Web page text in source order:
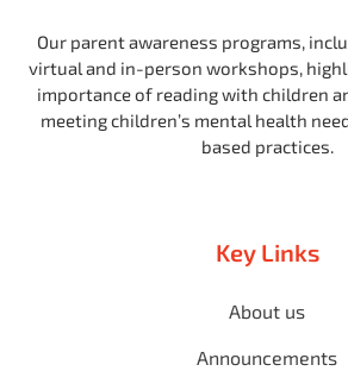
Our parent awareness programs,
virtual and in-person workshops,
importance of reading with children
meeting children’s mental health
based practices.
Key Links
About us
Announcements